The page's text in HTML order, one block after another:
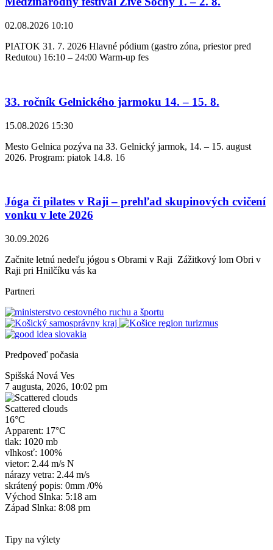
02.08.2026 10:10
PIATOK 31. 7. 2026 Hlavné pódium (gastro zóna, priestor pred
Redutou) 16:10 – 24:00 Warm-up fes
33. ročník Gelnického jarmoku 14. – 15. 8.
15.08.2026 15:30
Mesto Gelnica pozýva na 33. Gelnický jarmok, 14. – 15. august
2026. Program: piatok 14.8. 16
Jóga či pilates v Raji – prehľad skupinových cvičení
vonku v lete 2026
30.09.2026
Začnite letnú nedeľu jógou s Obrami v Raji Zážitkový lom Obri v
Raji pri Hnilčíku vás ka
Partneri
Predpoveď počasia
Spišská Nová Ves
7 augusta, 2026, 10:02 pm
Scattered clouds
16°C
Apparent: 17°C
tlak: 1020 mb
vlhkosť: 100%
vietor: 2.44 m/s N
nárazy vetra: 2.44 m/s
skrátený popis: 0mm /0%
Východ Slnka: 5:18 am
Západ Slnka: 8:08 pm
Tipy na výlety